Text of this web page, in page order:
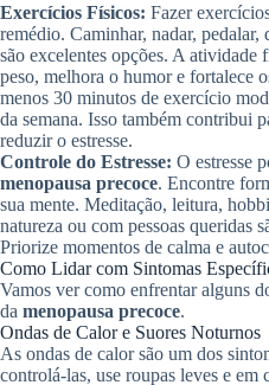
Exercícios Físicos: Fazer
remédio. Caminhar, nadar, pedalar,
são excelentes opções. A atividade
peso, melhora o humor e fortalece
menos 30 minutos de exercício
da semana. Isso também contribui
reduzir o estresse.
Controle do Estresse: O estresse
menopausa precoce. Encontre
sua mente. Meditação, leitura,
natureza ou com pessoas queridas
Priorize momentos de calma e
Como Lidar com Sintomas
Vamos ver como enfrentar alguns
da menopausa precoce.
Ondas de Calor e Suores Noturnos
As ondas de calor são um dos
controlá-las, use roupas leves e em